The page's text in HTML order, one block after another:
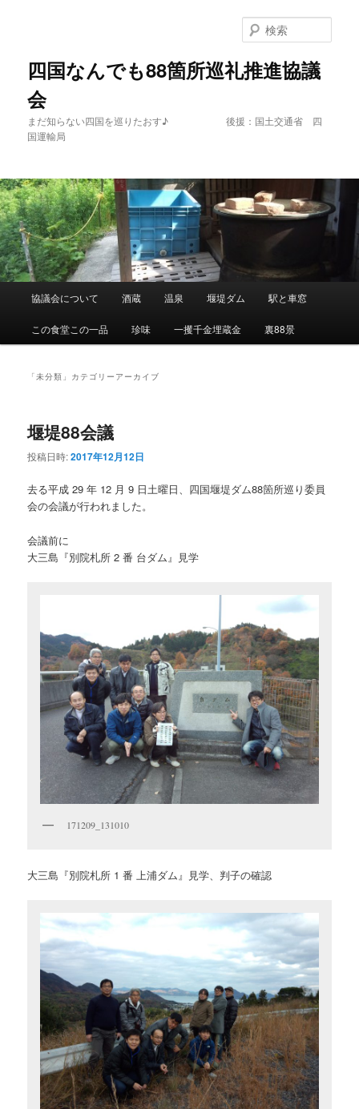
動
四国なんでも88箇所巡礼推進協議
会
まだ知らない四国を巡りたおす♪ 後援：国土交通省 四
国運輸局
索
メ
協議会について 酒蔵 温泉 堰堤ダム 駅と車窓
この食堂この一品 珍味 一攫千金埋蔵金 裏88景
「未分類 」カテゴリーアーカイブ
堰堤88会議
投稿日時:2017年12月12日
去る平成 29 年 12 月 9 日土曜日、四国堰堤ダム88箇所巡り委員
会の会議が行われました。
会議前に
大三島『別院札所 2 番 台ダム』見学
171209_131010
大三島『別院札所 1 番 上浦ダム』見学、判子の確認